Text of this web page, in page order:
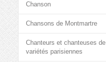
Chanson
Chansons de Montmartre
Chanteurs et chanteuses de
variétés parisiennes